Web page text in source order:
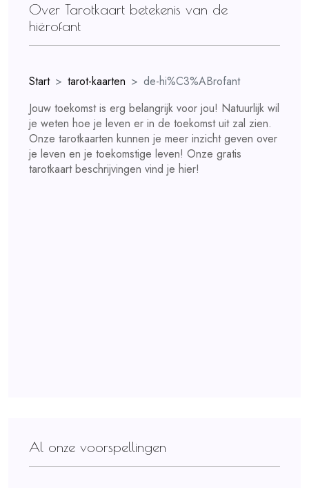
Over Tarotkaart betekenis van de
hiërofant
Start tarot-kaarten
de-hi%C3%ABrofant
Jouw toekomst is erg belangrijk voor jou! Natuurlijk wil
je weten hoe je leven er in de toekomst uit zal zien.
Onze tarotkaarten kunnen je meer inzicht geven over
je leven en je toekomstige leven! Onze gratis
tarotkaart beschrijvingen vind je hier!
Al onze voorspellingen